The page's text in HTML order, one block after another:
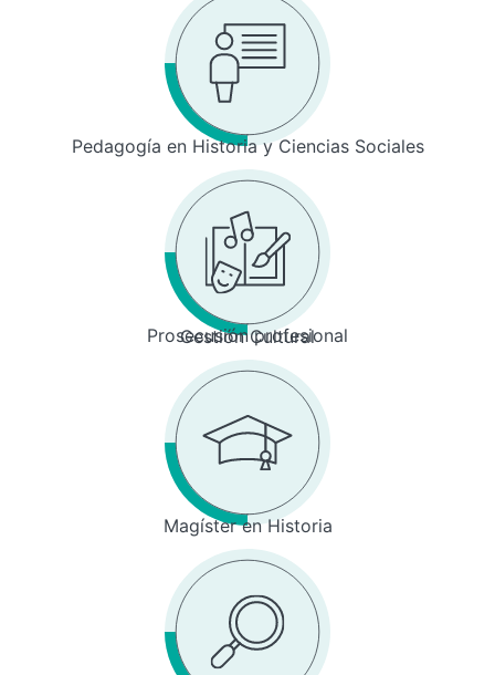
Pedagogía en Historia y Ciencias Sociales
Prosecusión profesional
Gestión Cultural
Magíster en Historia